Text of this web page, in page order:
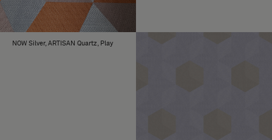
NOW Silver, ARTISAN Quartz, Play